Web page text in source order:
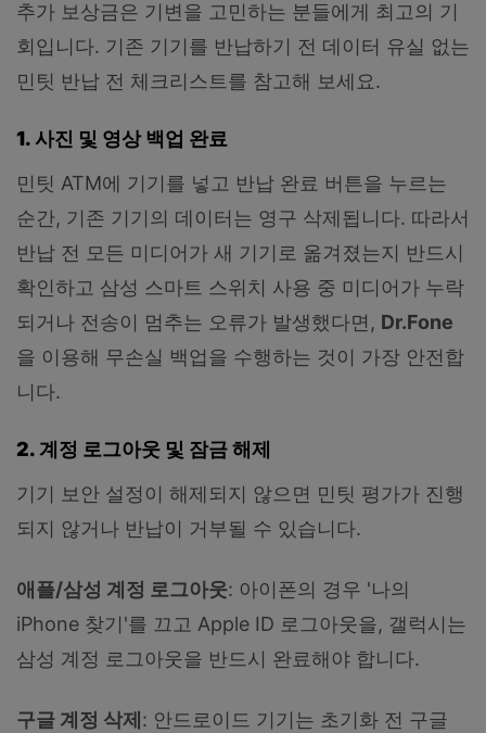
추가 보상금은 기변을 고민하는 분들에게 최고의 기
회입니다. 기존 기기를 반납하기 전 데이터 유실 없는
민팃 반납 전 체크리스트를 참고해 보세요.
1. 사진 및 영상 백업 완료
민팃 ATM에 기기를 넣고 반납 완료 버튼을 누르는
순간, 기존 기기의 데이터는 영구 삭제됩니다. 따라서
반납 전 모든 미디어가 새 기기로 옮겨졌는지 반드시
확인하고 삼성 스마트 스위치 사용 중 미디어가 누락
되거나 전송이 멈추는 오류가 발생했다면, Dr.Fone
을 이용해 무손실 백업을 수행하는 것이 가장 안전합
니다.
2. 계정 로그아웃 및 잠금 해제
기기 보안 설정이 해제되지 않으면 민팃 평가가 진행
되지 않거나 반납이 거부될 수 있습니다.
애플/삼성 계정 로그아웃: 아이폰의 경우 '나의
iPhone 찾기'를 끄고 Apple ID 로그아웃을, 갤럭시는
삼성 계정 로그아웃을 반드시 완료해야 합니다.
구글 계정 삭제 : 안드로이드 기기는 초기화 전 구글